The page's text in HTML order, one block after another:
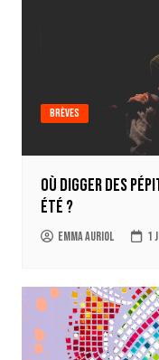
Brèves
Où digger des
été ?
Emma Auriol 1